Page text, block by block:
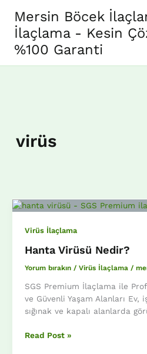
Mersin Böcek
İlaçlama - Kesin
%100 Garanti
virüs
Virüs İlaçlama
Hanta Virüsü Nedir?
Yorum bırakın / Virüs İlaçlama/
SGS Premium İlaçlama ile
ve Güvenli Yaşam Alanları
sığınak ve kapalı alanlarda
Hanta
Read Post »